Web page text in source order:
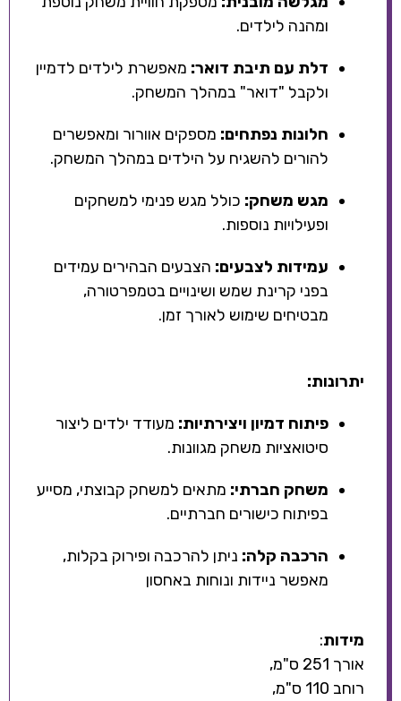
ומהנה לילדים.
דלת עם תיבת דואר: מאפשרת לילדים לדמיין
ולקבל "דואר" במהלך המשחק.
חלונות נפתחים: מספקים אוורור ומאפשרים
להורים להשגיח על הילדים במהלך המשחק.
מגש משחק: כולל מגש פנימי למשחקים
ופעילויות נוספות.
עמידות לצבעים: הצבעים הבהירים עמידים
בפני קרינת שמש ושינויים בטמפרטורה,
מבטיחים שימוש לאורך זמן.
יתרונות:
פיתוח דמיון ויצירתיות: מעודד ילדים ליצור
סיטואציות משחק מגוונות.
משחק חברתי: מתאים למשחק קבוצתי, מסייע
בפיתוח כישורים חברתיים.
הרכבה קלה: ניתן להרכבה ופירוק בקלות,
מאפשר ניידות ונוחות באחסון
מידות:
אורך 251 ס"מ,
רוחב 110 ס"מ,